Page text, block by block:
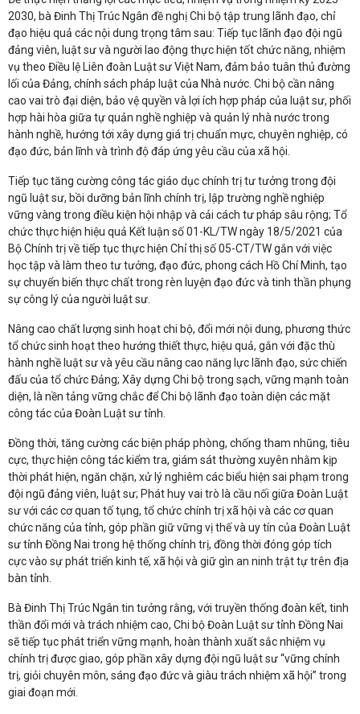
2030, bà Đinh Thị Trúc Ngân đề nghị Chi bộ tập trung lãnh đạo, chỉ
đạo hiệu quả các nội dung trọng tâm sau: Tiếp tục lãnh đạo đội ngũ
đảng viên, luật sư và người lao động thực hiện tốt chức năng, nhiệm
vụ theo Điều lệ Liên đoàn Luật sư Việt Nam, đảm bảo tuân thủ đường
lối của Đảng, chính sách pháp luật của Nhà nước. Chi bộ cần nâng
cao vai trò đại diện, bảo vệ quyền và lợi ích hợp pháp của luật sư, phối
hợp hài hòa giữa tự quản nghề nghiệp và quản lý nhà nước trong
hành nghề, hướng tới xây dựng giá trị chuẩn mực, chuyên nghiệp, có
đạo đức, bản lĩnh và trình độ đáp ứng yêu cầu của xã hội.
Tiếp tục tăng cường công tác giáo dục chính trị tư tưởng trong đội
ngũ luật sư, bồi dưỡng bản lĩnh chính trị, lập trường nghề nghiệp
vững vàng trong điều kiện hội nhập và cải cách tư pháp sâu rộng; Tổ
chức thực hiện hiệu quả Kết luận số 01-KL/TW ngày 18/5/2021 của
Bộ Chính trị về tiếp tục thực hiện Chỉ thị số 05-CT/TW gắn với việc
học tập và làm theo tư tưởng, đạo đức, phong cách Hồ Chí Minh, tạo
sự chuyển biến thực chất trong rèn luyện đạo đức và tinh thần phụng
sự công lý của người luật sư.
Nâng cao chất lượng sinh hoạt chi bộ, đổi mới nội dung, phương thức
tổ chức sinh hoạt theo hướng thiết thực, hiệu quả, gắn với đặc thù
hành nghề luật sư và yêu cầu nâng cao năng lực lãnh đạo, sức chiến
đấu của tổ chức Đảng; Xây dựng Chi bộ trong sạch, vững mạnh toàn
diện, là nền tảng vững chắc để Chi bộ lãnh đạo toàn diện các mặt
công tác của Đoàn Luật sư tỉnh.
Đồng thời, tăng cường các biện pháp phòng, chống tham nhũng, tiêu
cực, thực hiện công tác kiểm tra, giám sát thường xuyên nhằm kịp
thời phát hiện, ngăn chặn, xử lý nghiêm các biểu hiện sai phạm trong
đội ngũ đảng viên, luật sư; Phát huy vai trò là cầu nối giữa Đoàn Luật
sư với các cơ quan tố tụng, tổ chức chính trị xã hội và các cơ quan
chức năng của tỉnh, góp phần giữ vững vị thế và uy tín của Đoàn Luật
sư tỉnh Đồng Nai trong hệ thống chính trị, đồng thời đóng góp tích
cực vào sự phát triển kinh tế, xã hội và giữ gìn an ninh trật tự trên địa
bàn tỉnh.
Bà Đinh Thị Trúc Ngân tin tưởng rằng, với truyền thống đoàn kết, tinh
thần đổi mới và trách nhiệm cao, Chi bộ Đoàn Luật sư tỉnh Đồng Nai
sẽ tiếp tục phát triển vững mạnh, hoàn thành xuất sắc nhiệm vụ
chính trị được giao, góp phần xây dựng đội ngũ luật sư “vững chính
trị, giỏi chuyên môn, sáng đạo đức và giàu trách nhiệm xã hội” trong
giai đoạn mới.